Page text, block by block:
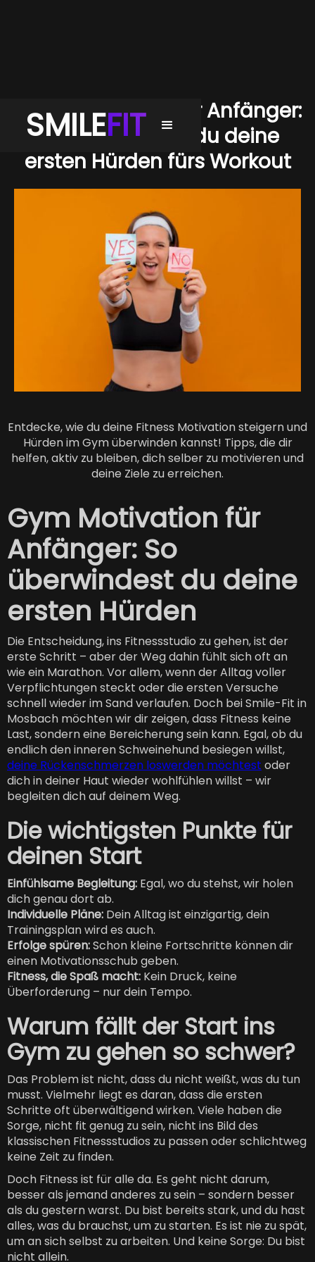
SMILEFIT
Gym Motivation für Anfänger:
So überwindest du deine
ersten Hürden fürs Workout
Entdecke, wie du deine Fitness Motivation steigern und
Hürden im Gym überwinden kannst! Tipps, die dir
helfen, aktiv zu bleiben, dich selber zu motivieren und
deine Ziele zu erreichen.
Gym Motivation für
Anfänger: So
überwindest du deine
ersten Hürden
Die Entscheidung, ins Fitnessstudio zu gehen, ist der
erste Schritt – aber der Weg dahin fühlt sich oft an
wie ein Marathon. Vor allem, wenn der Alltag voller
Verpflichtungen steckt oder die ersten Versuche
schnell wieder im Sand verlaufen. Doch bei Smile-Fit in
Mosbach möchten wir dir zeigen, dass Fitness keine
Last, sondern eine Bereicherung sein kann. Egal, ob du
endlich den inneren Schweinehund besiegen willst,
deine Rückenschmerzen loswerden möchtest oder
dich in deiner Haut wieder wohlfühlen willst – wir
begleiten dich auf deinem Weg.
Die wichtigsten Punkte für
deinen Start
Einfühlsame Begleitung: Egal, wo du stehst, wir holen
dich genau dort ab.
Individuelle Pläne: Dein Alltag ist einzigartig, dein
Trainingsplan wird es auch.
Erfolge spüren:Schon kleine Fortschritte können dir
einen Motivationsschub geben.
Fitness, die Spaß macht: Kein Druck, keine
Überforderung – nur dein Tempo.
Warum fällt der Start ins
Gym zu gehen so schwer?
Das Problem ist nicht, dass du nicht weißt, was du tun
musst. Vielmehr liegt es daran, dass die ersten
Schritte oft überwältigend wirken. Viele haben die
Sorge, nicht fit genug zu sein, nicht ins Bild des
klassischen Fitnessstudios zu passen oder schlichtweg
keine Zeit zu finden.
Doch Fitness ist für alle da. Es geht nicht darum,
besser als jemand anderes zu sein – sondern besser
als du gestern warst. Du bist bereits stark, und du hast
alles, was du brauchst, um zu starten. Es ist nie zu spät,
um an sich selbst zu arbeiten. Und keine Sorge: Du bist
nicht allein.